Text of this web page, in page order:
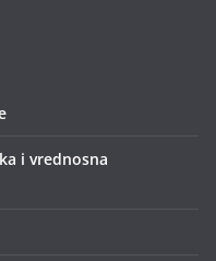
i vrednosna